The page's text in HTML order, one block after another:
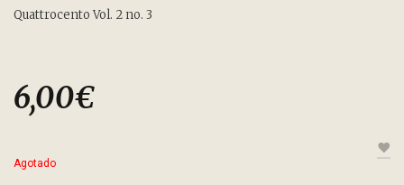
Quattrocento Vol. 2 no. 3
6,00€
Agotado